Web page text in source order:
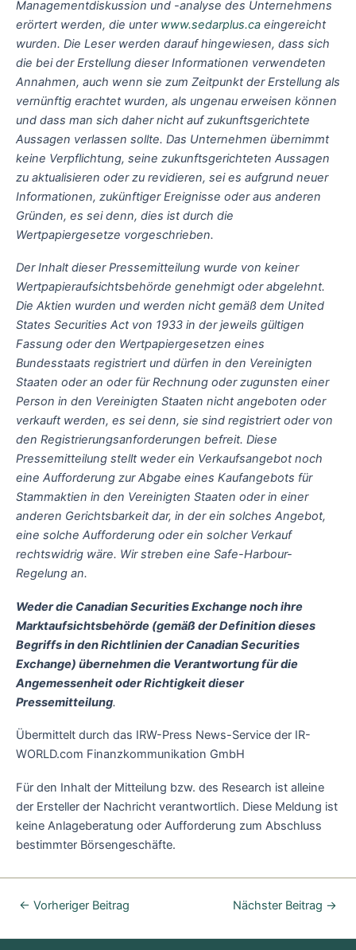
Managementdiskussion und -analyse des Unternehmens
erörtert werden, die unter www.sedarplus.ca eingereicht
wurden. Die Leser werden darauf hingewiesen, dass sich
die bei der Erstellung dieser Informationen verwendeten
Annahmen, auch wenn sie zum Zeitpunkt der Erstellung als
vernünftig erachtet wurden, als ungenau erweisen können
und dass man sich daher nicht auf zukunftsgerichtete
Aussagen verlassen sollte. Das Unternehmen übernimmt
keine Verpflichtung, seine zukunftsgerichteten Aussagen
zu aktualisieren oder zu revidieren, sei es aufgrund neuer
Informationen, zukünftiger Ereignisse oder aus anderen
Gründen, es sei denn, dies ist durch die
Wertpapiergesetze vorgeschrieben.
Der Inhalt dieser Pressemitteilung wurde von keiner
Wertpapieraufsichtsbehörde genehmigt oder abgelehnt.
Die Aktien wurden und werden nicht gemäß dem United
States Securities Act von 1933 in der jeweils gültigen
Fassung oder den Wertpapiergesetzen eines
Bundesstaats registriert und dürfen in den Vereinigten
Staaten oder an oder für Rechnung oder zugunsten einer
Person in den Vereinigten Staaten nicht angeboten oder
verkauft werden, es sei denn, sie sind registriert oder von
den Registrierungsanforderungen befreit. Diese
Pressemitteilung stellt weder ein Verkaufsangebot noch
eine Aufforderung zur Abgabe eines Kaufangebots für
Stammaktien in den Vereinigten Staaten oder in einer
anderen Gerichtsbarkeit dar, in der ein solches Angebot,
eine solche Aufforderung oder ein solcher Verkauf
rechtswidrig wäre. Wir streben eine Safe-Harbour-
Regelung an.
Weder die Canadian Securities Exchange noch ihre
Marktaufsichtsbehörde (gemäß der Definition dieses
Begriffs in den Richtlinien der Canadian Securities
Exchange) übernehmen die Verantwortung für die
Angemessenheit oder Richtigkeit dieser
Pressemitteilung.
Übermittelt durch das IRW-Press News-Service der IR-
WORLD.com Finanzkommunikation GmbH
Für den Inhalt der Mitteilung bzw. des Research ist alleine
der Ersteller der Nachricht verantwortlich. Diese Meldung ist
keine Anlageberatung oder Aufforderung zum Abschluss
bestimmter Börsengeschäfte.
← Vorheriger Beitrag Nächster Beitrag →